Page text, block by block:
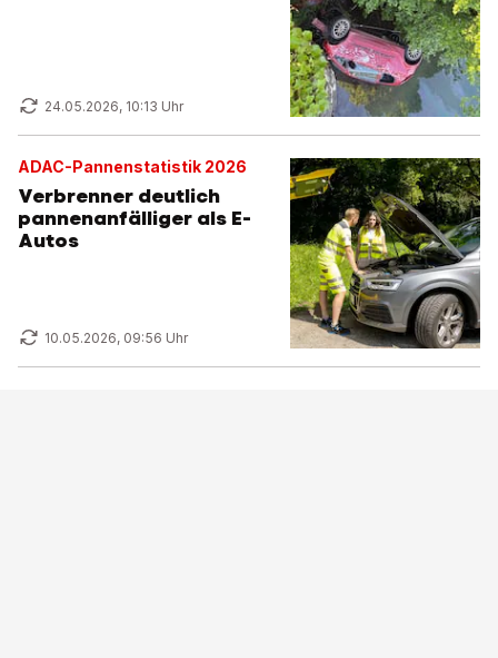
24.05.2026, 10:13 Uhr
ADAC-Pannenstatistik 2026
Verbrenner deutlich
pannenanfälliger als E-
Autos
10.05.2026, 09:56 Uhr